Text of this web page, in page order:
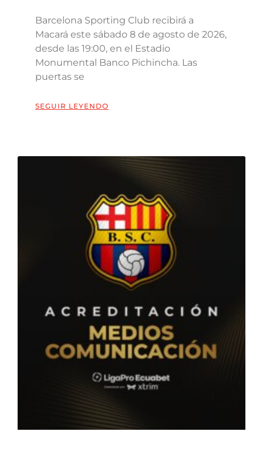
Barcelona Sporting Club recibirá a
Macará este sábado 8 de agosto de 2026,
desde las 19:00, en el Estadio
Monumental Banco Pichincha. Las
puertas se
SEGUIR LEYENDO